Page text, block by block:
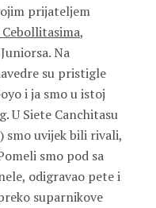
prijateljem
Cebollitasima,
Na
su pristigle
i ja smo u istoj
U Siete Canchitasu
uvijek bili rivali,
smo pod sa
odigravao pete i
suparnikove